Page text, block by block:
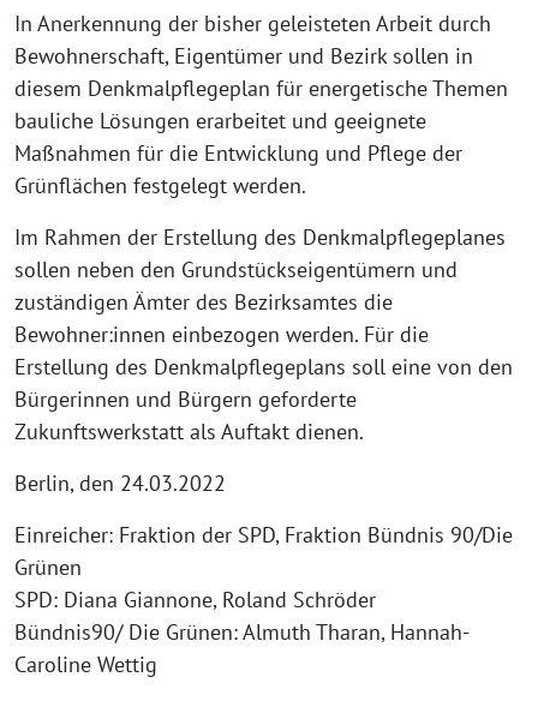
In Anerkennung der bisher geleisteten Arbeit durch
Bewohnerschaft, Eigentümer und Bezirk sollen in
diesem Denkmalpflegeplan für energetische Themen
bauliche Lösungen erarbeitet und geeignete
Maßnahmen für die Entwicklung und Pflege der
Grünflächen festgelegt werden.
Im Rahmen der Erstellung des Denkmalpflegeplanes
sollen neben den Grundstückseigentümern und
zuständigen Ämter des Bezirksamtes die
Bewohner:innen einbezogen werden. Für die
Erstellung des Denkmalpflegeplans soll eine von den
Bürgerinnen und Bürgern geforderte
Zukunftswerkstatt als Auftakt dienen.
Berlin, den 24.03.2022
Einreicher: Fraktion der SPD, Fraktion Bündnis 90/Die
Grünen
SPD: Diana Giannone, Roland Schröder
Bündnis90/ Die Grünen: Almuth Tharan, Hannah-
Caroline Wettig